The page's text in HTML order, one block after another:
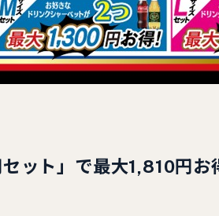
ット」で最大1,810円お